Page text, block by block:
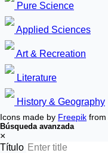
Pure Science
Applied Sciences
Art & Recreation
Literature
History & Geography
Icons made by Freepik from
Búsqueda avanzada
×
Título